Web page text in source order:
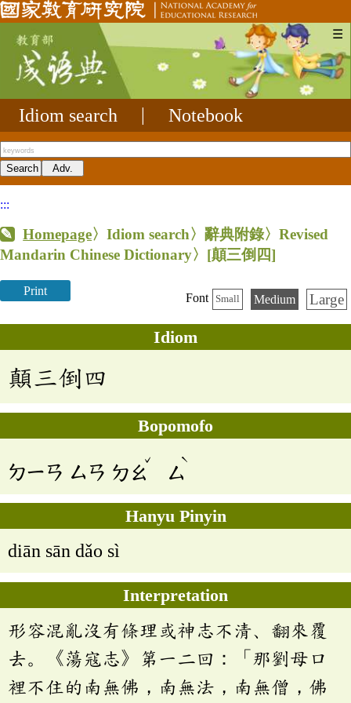
☰
Idiom search Notebook
:::
Homepage〉Idiom search〉辭典附錄〉Revised
Mandarin Chinese Dictionary〉 [顛三倒四]
Print
Font Small Medium Large
Idiom
顛三倒四
Bopomofo
ㄉㄧㄢ ㄙㄢ ㄉㄠ
ˇ
ㄙ
ˋ
Hanyu Pinyin
diān sān dǎo sì
Interpretation
形容混亂沒有條理或神志不清、翻來覆
去。《蕩寇志》第一二回：「那劉母口
裡不住的南無佛，南無法，南無僧，佛